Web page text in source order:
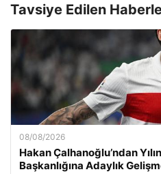
Tavsiye Edilen
08/08/2026
Hakan Çalhanoğlu’ndan
Başkanlığına Adaylık